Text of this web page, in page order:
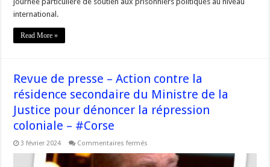
international.
Read More »
Revue de presse – Action contre la
résidence secondaire du Ministre de la
Justice pour dénoncer la répression
coloniale – #Corse
3 février 2024 Commentaires fermés
de